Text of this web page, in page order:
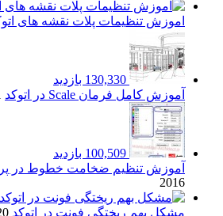
اموزش تنظیمات پلات نقشه های
130,330 بازدید
آموزش کامل فرمان Scale در اتوکد
100,509 بازدید
آموزش تنظیم ضخامت خطوط در
2016
مشکل بهم ریختگی فونت در اتوکد 20